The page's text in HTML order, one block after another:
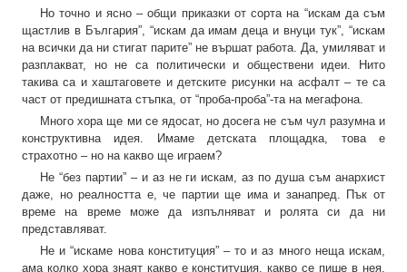
Но точно и ясно – общи приказки от сорта на “искам да съм
щастлив в България”, “искам да имам деца и внуци тук”, “искам
на всички да ни стигат парите” не вършат работа. Да, умиляват и
разплакват, но не са политически и обществени идеи. Нито
такива са и хаштаговете и детските рисунки на асфалт – те са
част от предишната стъпка, от “проба-проба”-та на мегафона.
Много хора ще ми се ядосат, но досега не съм чул разумна и
конструктивна идея. Имаме детската площадка, това е
страхотно – но на какво ще играем?
Не “без партии” – и аз не ги искам, аз по душа съм анархист
даже, но реалността е, че партии ще има и занапред. Пък от
време на време може да изпълняват и ролята си да ни
представляват.
Не и “искаме нова конституция” – то и аз много неща искам,
ама колко хора знаят какво е конституция, какво се пише в нея,